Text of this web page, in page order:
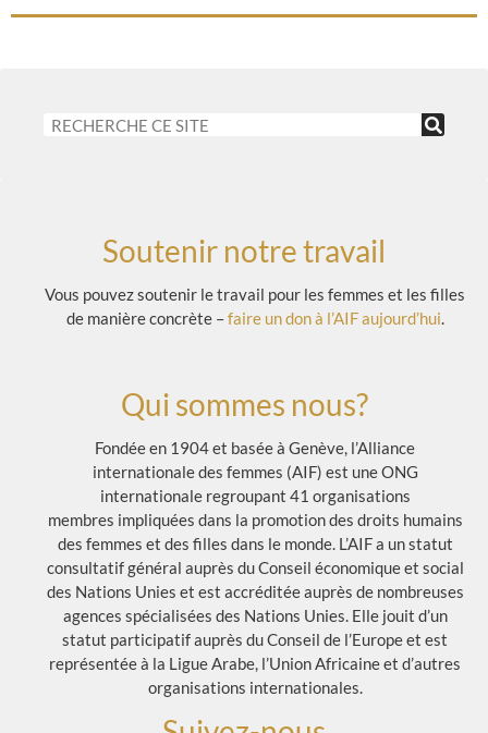
Soutenir notre travail
Vous pouvez soutenir le travail pour les femmes et les filles
de manière concrète –faire un don à l’AIF aujourd’hui.
Qui sommes nous?
Fondée en 1904 et basée à Genève, l’Alliance
internationale des femmes (AIF) est une ONG
internationale regroupant 41 organisations
membres impliquées dans la promotion des droits humains
des femmes et des filles dans le monde. L’AIF a un statut
consultatif général auprès du Conseil économique et social
des Nations Unies et est accréditée auprès de nombreuses
agences spécialisées des Nations Unies. Elle jouit d’un
statut participatif auprès du Conseil de l’Europe et est
représentée à la Ligue Arabe, l’Union Africaine et d’autres
organisations internationales.